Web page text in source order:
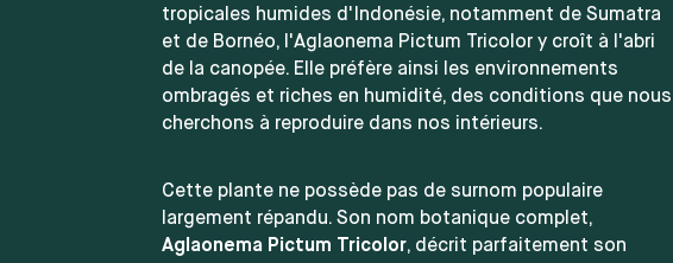
tropicales humides d'Indonésie, notamment de Sumatra
et de Bornéo, l'Aglaonema Pictum Tricolor y croît à l'abri
de la canopée. Elle préfère ainsi les environnements
ombragés et riches en humidité, des conditions que nous
cherchons à reproduire dans nos intérieurs.
Cette plante ne possède pas de surnom populaire
largement répandu. Son nom botanique complet,
Aglaonema Pictum Tricolor, décrit parfaitement son